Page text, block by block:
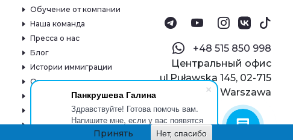
Панкрушева Галина
Здравствуйте! Готова помочь вам.
Напишите мне, если у вас появятся
вопросы.
Обучение от компании
Наша команда
Пресса о нас
Блог
Истории иммиграции
Отзывы
Онлайн-школа
Контакты
‪+48 515 850 998‬
Центральный офис
ul.Puławska 145, 02-715
Warszawa
Принять Нет, спасибо